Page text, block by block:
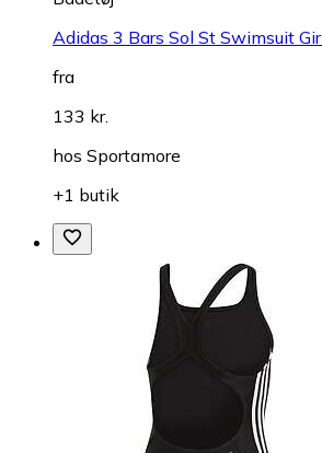
Adidas 3 Bars Sol St Swimsuit
fra
133 kr.
hos Sportamore
+1 butik